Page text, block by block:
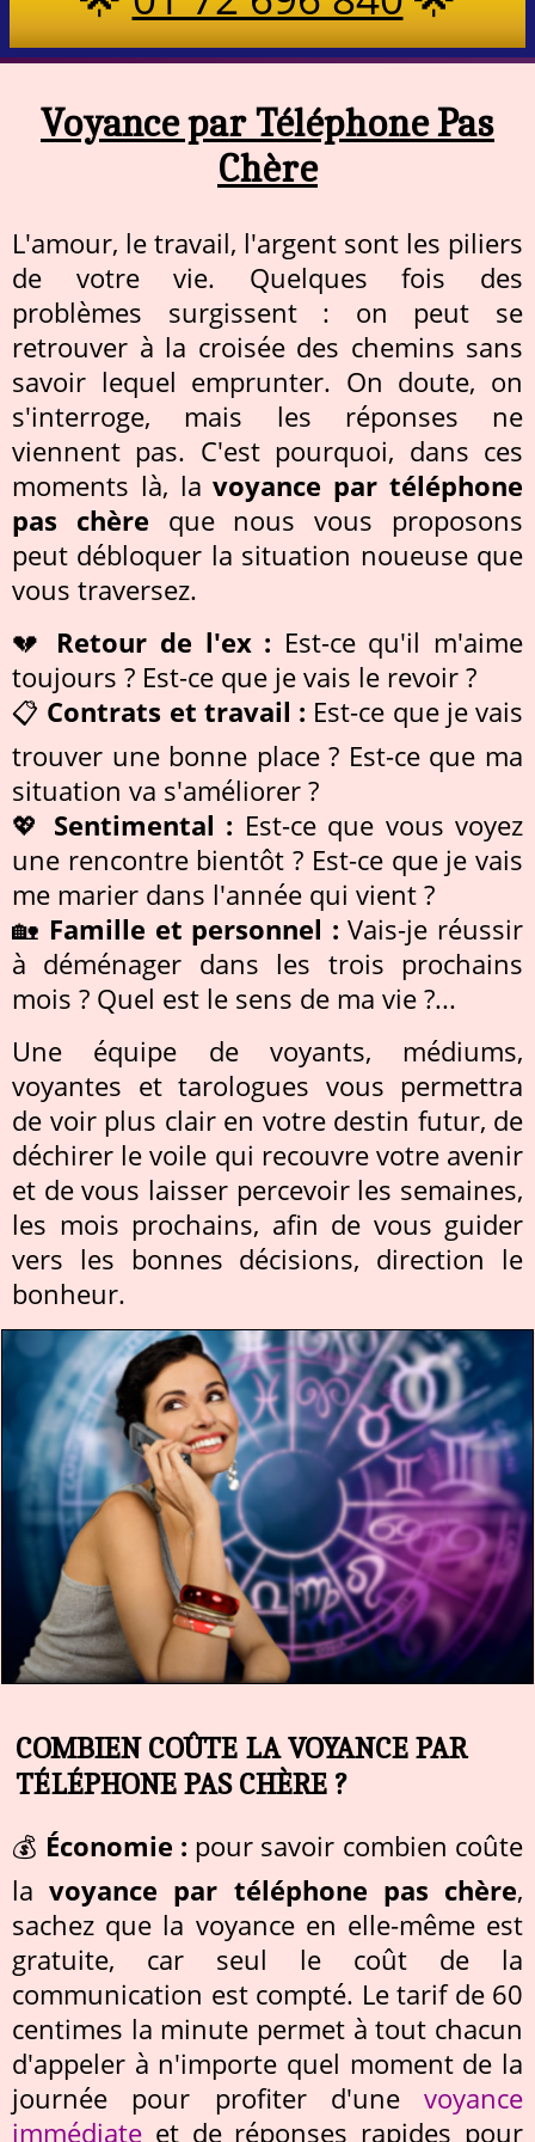
Voyance par Téléphone Pas
Chère
L'amour, le travail, l'argent sont les piliers
de votre vie. Quelques fois des
problèmes surgissent : on peut se
retrouver à la croisée des chemins sans
savoir lequel emprunter. On doute, on
s'interroge, mais les réponses ne
viennent pas. C'est pourquoi, dans ces
moments là, lavoyance par téléphone
pas chère que nous vous proposons
peut débloquer la situation noueuse que
vous traversez.
💔 Retour de l'ex : Est-ce qu'il m'aime
toujours ? Est-ce que je vais le revoir ?
📋 Contrats et travail : Est-ce que je vais
trouver une bonne place ? Est-ce que ma
situation va s'améliorer ?
💖 Sentimental : Est-ce que vous voyez
une rencontre bientôt ? Est-ce que je vais
me marier dans l'année qui vient ?
🏡 Famille et personnel : Vais-je réussir
à déménager dans les trois prochains
mois ? Quel est le sens de ma vie ?...
Une équipe de voyants, médiums,
voyantes et tarologues vous permettra
de voir plus clair en votre destin futur, de
déchirer le voile qui recouvre votre avenir
et de vous laisser percevoir les semaines,
les mois prochains, afin de vous guider
vers les bonnes décisions, direction le
bonheur.
COMBIEN COÛTE LA VOYANCE PAR
TÉLÉPHONE PAS CHÈRE ?
💰 Économie : pour savoir combien coûte
lavoyance par téléphone pas chère,
sachez que la voyance en elle-même est
gratuite, car seul le coût de la
communication est compté. Le tarif de 60
centimes la minute permet à tout chacun
d'appeler à n'importe quel moment de la
journée pour profiter d'une voyance
immédiate et de réponses rapides pour